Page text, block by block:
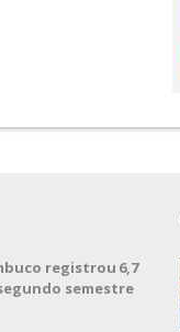
registrou 6,7
semestre